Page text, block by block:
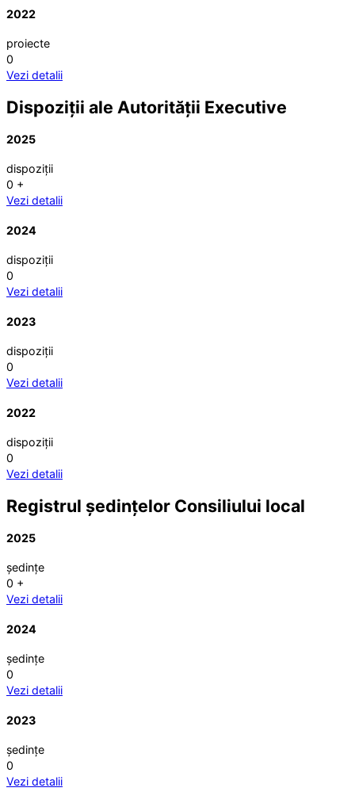
2022
proiecte
0
Vezi detalii
Dispoziții ale Autorității Executive
2025
dispoziții
0 +
Vezi detalii
2024
dispoziții
0
Vezi detalii
2023
dispoziții
0
Vezi detalii
2022
dispoziții
0
Vezi detalii
Registrul ședințelor Consiliului local
2025
ședințe
0 +
Vezi detalii
2024
ședințe
0
Vezi detalii
2023
ședințe
0
Vezi detalii